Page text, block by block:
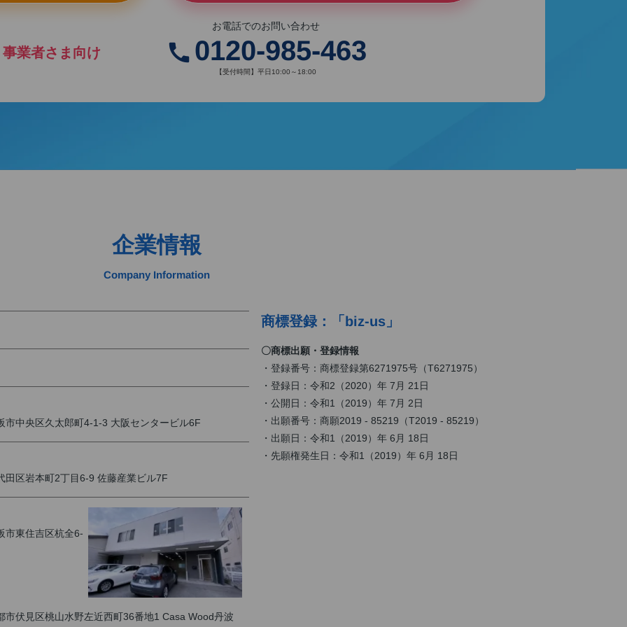
業者さま向け
お電話でのお問い合わせ
call 0120-985-463
【受付時間】平日10:00～18:00
企業情報
Company Information
中央区久太郎町4-1-3 大阪センタービル6F
区岩本町2丁目6-9 佐藤産業ビル7F
東住吉区杭全6-
伏見区桃山水野左近西町36番地1 Casa Wood丹波
商標登録：「biz-us」
〇商標出願・登録情報
・登録番号：商標登録第6271975号（T6271975）
・登録日：令和2（2020）年 7月 21日
・公開日：令和1（2019）年 7月 2日
・出願番号：商願2019 - 85219（T2019 - 85219）
・出願日：令和1（2019）年 6月 18日
・先願権発生日：令和1（2019）年 6月 18日